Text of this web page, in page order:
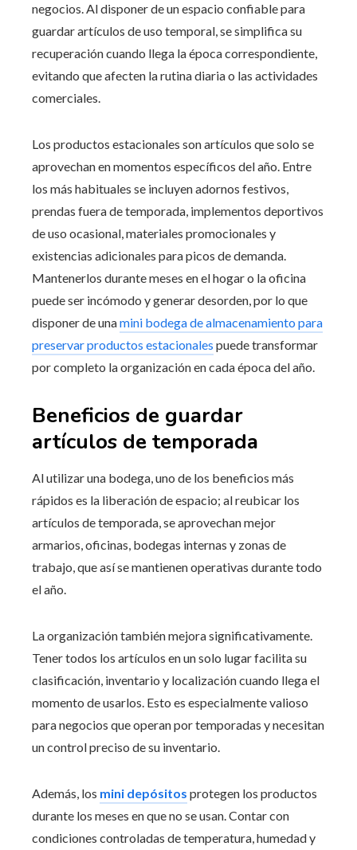
negocios. Al disponer de un espacio confiable para
guardar artículos de uso temporal, se simplifica su
recuperación cuando llega la época correspondiente,
evitando que afecten la rutina diaria o las actividades
comerciales.
Los productos estacionales son artículos que solo se
aprovechan en momentos específicos del año. Entre
los más habituales se incluyen adornos festivos,
prendas fuera de temporada, implementos deportivos
de uso ocasional, materiales promocionales y
existencias adicionales para picos de demanda.
Mantenerlos durante meses en el hogar o la oficina
puede ser incómodo y generar desorden, por lo que
disponer de unamini bodega de almacenamiento para
preservar productos estacionales puede transformar
por completo la organización en cada época del año.
Beneficios de guardar
artículos de temporada
Al utilizar una bodega, uno de los beneficios más
rápidos es la liberación de espacio; al reubicar los
artículos de temporada, se aprovechan mejor
armarios, oficinas, bodegas internas y zonas de
trabajo, que así se mantienen operativas durante todo
el año.
La organización también mejora significativamente.
Tener todos los artículos en un solo lugar facilita su
clasificación, inventario y localización cuando llega el
momento de usarlos. Esto es especialmente valioso
para negocios que operan por temporadas y necesitan
un control preciso de su inventario.
Además, los mini depósitos protegen los productos
durante los meses en que no se usan. Contar con
condiciones controladas de temperatura, humedad y